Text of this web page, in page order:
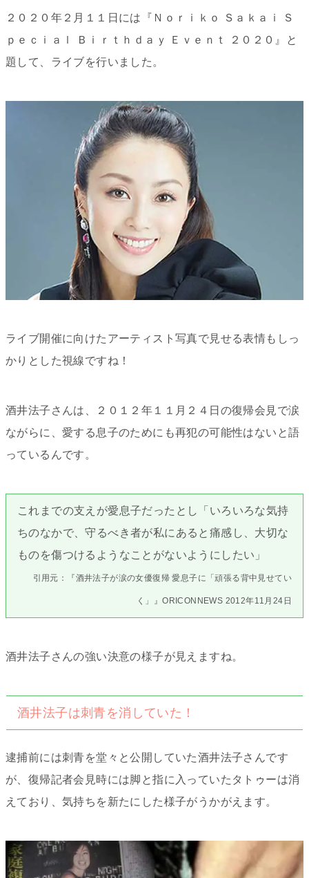
２０２０年２月１１日には『Ｎｏｒｉｋｏ Ｓａｋａｉ Ｓ
ｐｅｃｉａｌ Ｂｉｒｔｈｄａｙ Ｅｖｅｎｔ ２０２０』と
題して、ライブを行いました。
ライブ開催に向けたアーティスト写真で見せる表情もしっ
かりとした視線ですね！
酒井法子さんは、２０１２年１１月２４日の復帰会見で涙
ながらに、愛する息子のためにも再犯の可能性はないと語
っているんです。
これまでの支えが愛息子だったとし「いろいろな気持
ちのなかで、守るべき者が私にあると痛感し、大切な
ものを傷つけるようなことがないようにしたい」
引用元：『酒井法子が涙の女優復帰 愛息子に「頑張る背中見せてい
く」』ORICONNEWS 2012年11月24日
酒井法子さんの強い決意の様子が見えますね。
酒井法子は刺青を消していた！
逮捕前には刺青を堂々と公開していた酒井法子さんです
が、復帰記者会見時には脚と指に入っていたタトゥーは消
えており、気持ちを新たにした様子がうかがえます。